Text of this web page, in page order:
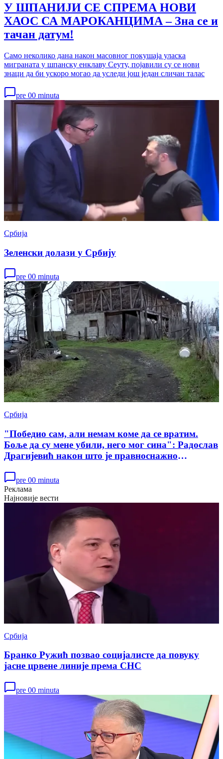
У ШПАНИЈИ СЕ СПРЕМА НОВИ
ХАОС СА МАРОКАНЦИМА – Зна се и
тачан датум!
Само неколико дана након масовног покушаја уласка
миграната у шпанску енклаву Сеуту, појавили су се нови
знаци да би ускоро могао да уследи још један сличан талас
pre 00 minuta
Србија
Зеленски долази у Србију
pre 00 minuta
Србија
"Победио сам, али немам коме да се вратим.
Боље да су мене убили, него мог сина": Радослав
Драгијевић након што је правноснажно
pre 00 minuta
Реклама
Најновије вести
Србија
Бранко Ружић позвао социјалисте да повуку
јасне црвене линије према СНС
pre 00 minuta